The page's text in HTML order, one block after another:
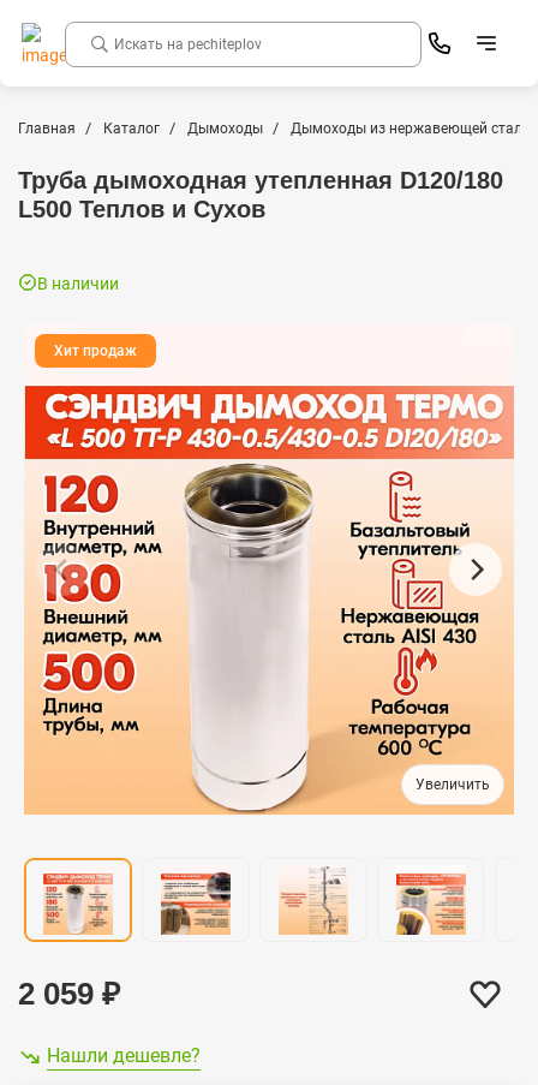
Главная Каталог Дымоходы Дымоходы из нержавеющей стали
Труба дымоходная утепленная D120/180
L500 Теплов и Сухов
В наличии
Хит продаж
2 059 ₽
Нашли дешевле?